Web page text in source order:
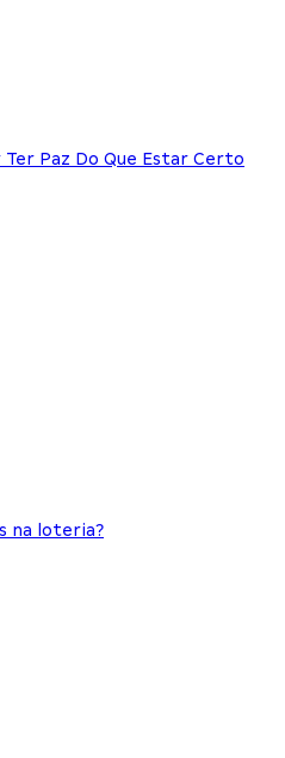
Ter Paz Do Que Estar Certo
na loteria?